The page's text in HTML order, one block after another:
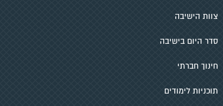
צוות הישיבה
סדר היום בישיבה
חינוך חברתי
תוכניות לימודים